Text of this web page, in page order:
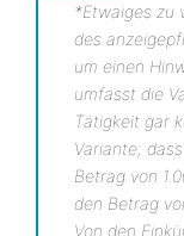
*Etwaiges zu
des
um einen
umfasst die
Tätigkeit gar
Variante,
Betrag von
den Betrag
Von den